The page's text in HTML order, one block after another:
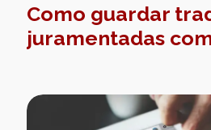
Como guardar
juramentadas